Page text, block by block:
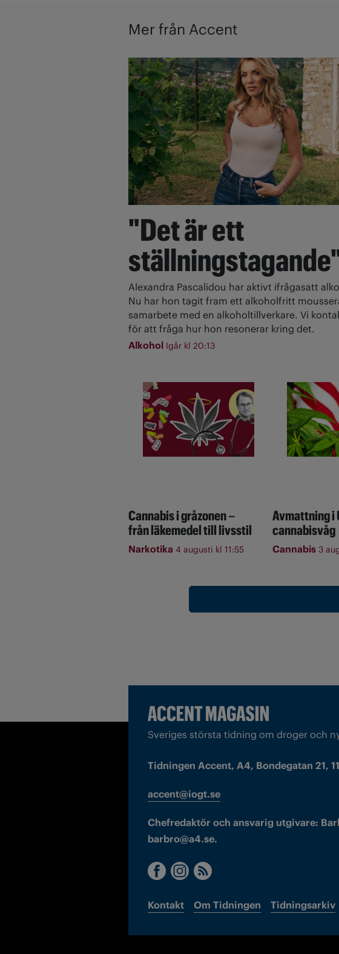
Mer från Accent
"Det är ett
Alexandra Pascalidou har aktivt ifrågasatt
Nu har hon tagit fram ett alkoholfritt
samarbete med en alkoholtillverkare. Vi
för att fråga hur hon resonerar kring det.
Alkohol Igår kl 20:13
Cannabis i gråzonen –
från läkemedel till livsstil
Narkotika 4 augusti kl 11:55
Avmattning i
cannabisvåg
Cannabis 3
Sveriges största tidning om droger och
Tidningen Accent, A4, Bondegatan 21,
accent@iogt.se
Chefredaktör och ansvarig utgivare:
barbro@a4.se.
Kontakt Om Tidningen Tidningsarkiv